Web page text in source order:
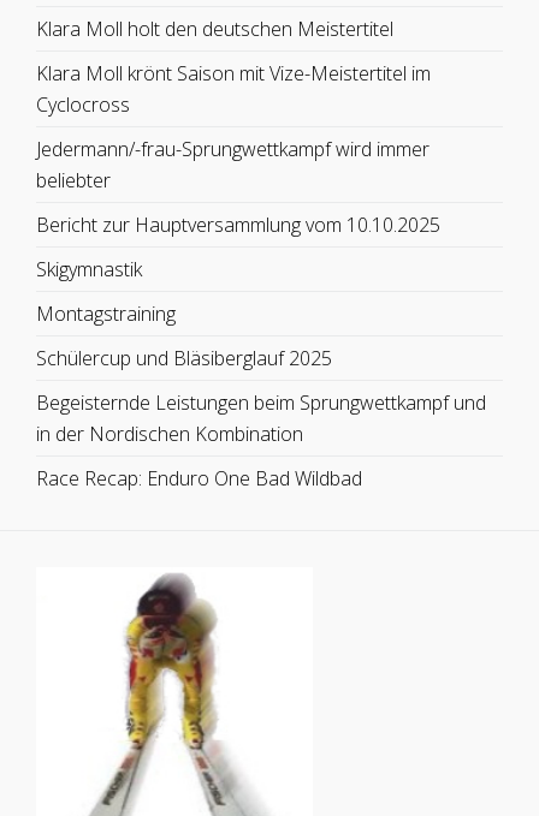
Klara Moll holt den deutschen Meistertitel
Klara Moll krönt Saison mit Vize-Meistertitel im
Cyclocross
Jedermann/-frau-Sprungwettkampf wird immer
beliebter
Bericht zur Hauptversammlung vom 10.10.2025
Skigymnastik
Montagstraining
Schülercup und Bläsiberglauf 2025
Begeisternde Leistungen beim Sprungwettkampf und
in der Nordischen Kombination
Race Recap: Enduro One Bad Wildbad